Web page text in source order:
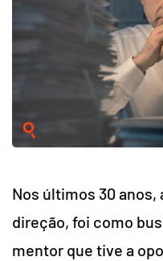
Nos últimos 30
direção, foi como
mentor que tive a